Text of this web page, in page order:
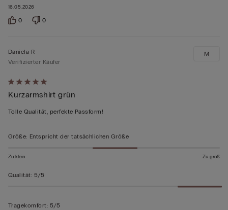
16.05.2026
0 0
Mit
5
von
bewertet
Daniela R
Verifizierter Käufer
Kurzarmshirt grün
Tolle Qualität, perfekte Passform!
M
Größe: Entspricht der tatsächlichen Größe
Zu klein Zu groß
Qualität: 5/5
Tragekomfort: 5/5